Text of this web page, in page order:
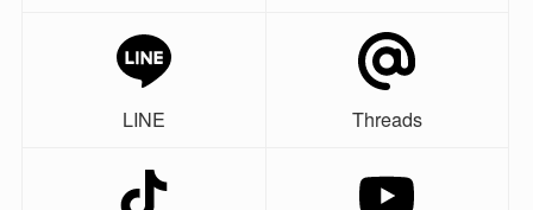
LINE Threads